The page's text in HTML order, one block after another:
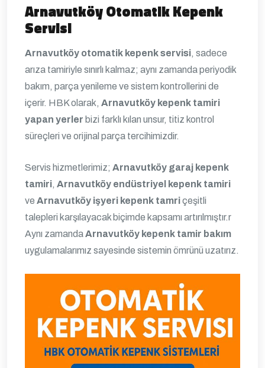
Arnavutköy Otomatik Kepenk
Servisi
Arnavutköy otomatik kepenk servisi, sadece
arıza tamiriyle sınırlı kalmaz; aynı zamanda periyodik
bakım, parça yenileme ve sistem kontrollerini de
içerir. HBK olarak, Arnavutköy kepenk tamiri
yapan yerler bizi farklı kılan unsur, titiz kontrol
süreçleri ve orijinal parça tercihimizdir.
Servis hizmetlerimiz; Arnavutköy garaj kepenk
tamiri, Arnavutköy endüstriyel kepenk tamiri
ve Arnavutköy işyeri kepenk tamriçeşitli
talepleri karşılayacak biçimde kapsamı artırılmıştır.r
Aynı zamandaArnavutköy kepenk tamir bakım
uygulamalarımız sayesinde sistemin ömrünü uzatırız.